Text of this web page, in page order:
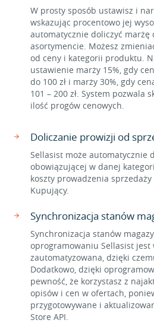
W prosty sposób ustawisz i
wskazując procentowo jej
automatycznie doliczyć marżę
asortymencie. Możesz
od ceny i kategorii produktu.
ustawienie marży 15%, gdy
do 100 zł i marży 30%, gdy
101 – 200 zł. System pozwala
ilość progów cenowych.
Doliczanie prowizji od
Sellasist może automatycznie
obowiązującej w danej
koszty prowadzenia
Kupujący.
Synchronizacja stanów
Synchronizacja stanów
oprogramowaniu Sellasist jest
zautomatyzowana, dzięki
Dodatkowo, dzięki
pewność, że korzystasz z
opisów i cen w ofertach,
przygotowywane i
Store API.